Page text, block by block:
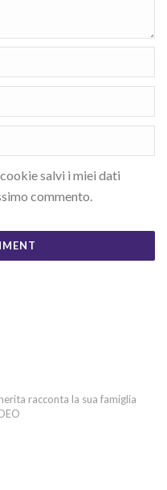
salvi i miei dati
commento.
racconta la sua famiglia